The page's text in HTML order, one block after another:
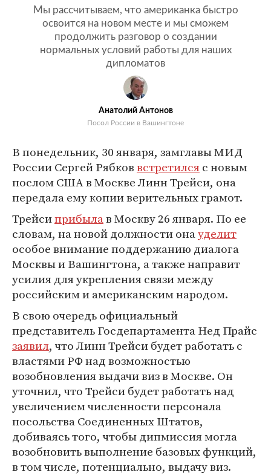
Мы рассчитываем, что американка быстро
освоится на новом месте и мы сможем
продолжить разговор о создании
нормальных условий работы для наших
дипломатов
Анатолий Антонов
Посол России в Вашингтоне
В понедельник, 30 января, замглавы МИД
России Сергей Рябковвстретилсяс новым
послом США в Москве Линн Трейси, она
передала ему копии верительных грамот.
Трейсиприбылав Москву 26 января. По ее
словам, на новой должности онауделит
особое внимание поддержанию диалога
Москвы и Вашингтона, а также направит
усилия для укрепления связи между
российским и американским народом.
В свою очередь официальный
представитель Госдепартамента Нед Прайс
заявил, что Линн Трейси будет работать с
властями РФ над возможностью
возобновления выдачи виз в Москве. Он
уточнил, что Трейси будет работать над
увеличением численности персонала
посольства Соединенных Штатов,
добиваясь того, чтобы дипмиссия могла
возобновить выполнение базовых функций,
в том числе, потенциально, выдачу виз.